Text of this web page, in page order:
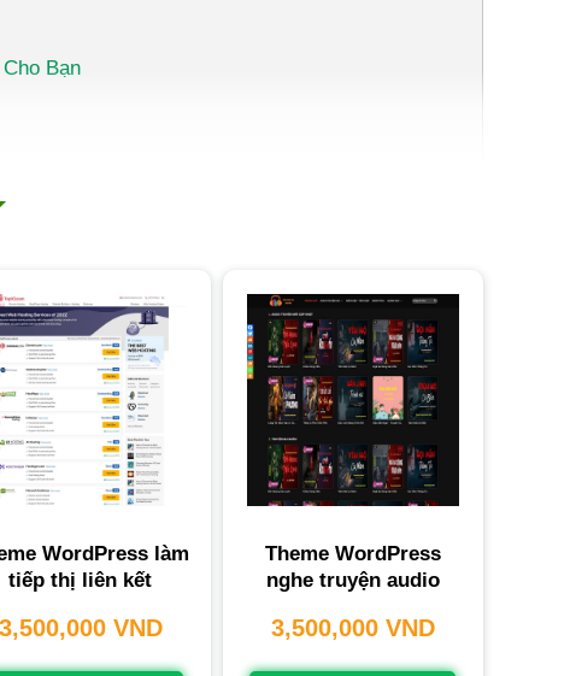
Bạn
nghiệp là nền tảng để xây dựng thương hiệu,
kết.
Chuyên Nghiệp?
bạn tối đa hóa hiệu quả kinh doanh và đạt được
tài sản số giá trị.
WordPress làm
tiếp thị liên kết
3,500,000 VND
Theme WordPress
nghe truyện audio
3,500,000 VND